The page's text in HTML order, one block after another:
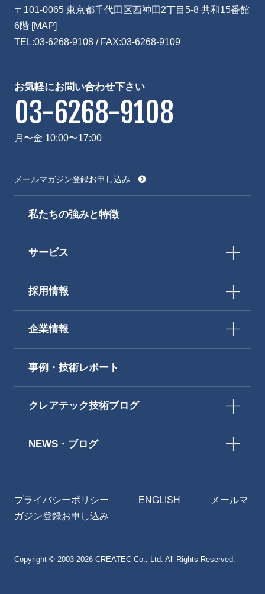
〒101-0065 東京都千代田区西神田2丁目5-8 共和15番館
6階 [MAP]
TEL:03-6268-9108/ FAX:03-6268-9109
メールマガジン登録お申し込み
お気軽にお問い合わせ下さい
03-6268-9108
月〜金 10:00〜17:00
私たちの強みと特徴
サービス
採用情報
企業情報
事例・技術レポート
クレアテック技術ブログ
NEWS・ブログ
プライバシーポリシー ENGLISH
メールマ
ガジン登録お申し込み
Copyright © 2003-2026 CREATEC Co., Ltd. All Rights Reserved.